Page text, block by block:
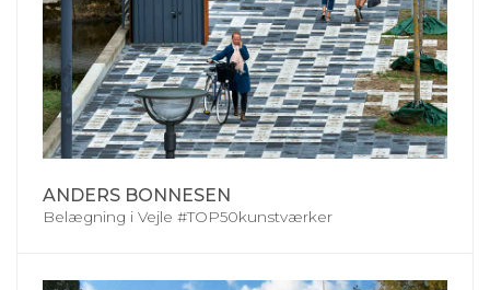
ANDERS BONNESEN
Belægning i Vejle #TOP50kunstværker